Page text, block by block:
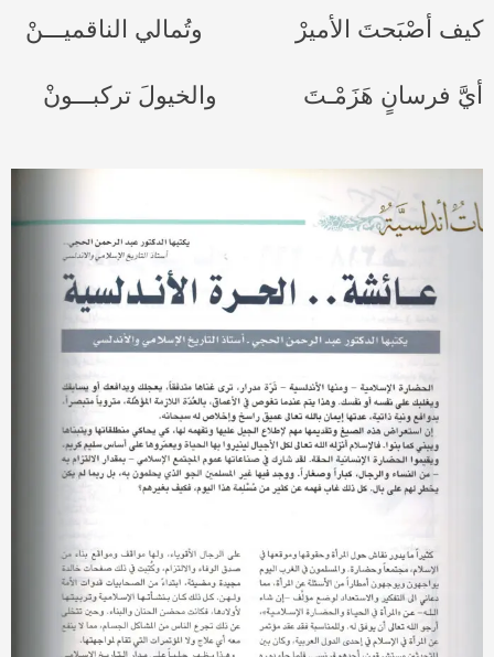
كيف أصْبَحتَ الأميرْ وتُمالي الناقميـــنْ
أيَّ فرسانٍ هَزَمْـتَ والخيولَ تركبـــونْ